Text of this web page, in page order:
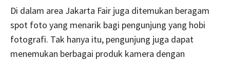
Di dalam area Jakarta Fair juga ditemukan beragam
spot foto yang menarik bagi pengunjung yang hobi
fotografi. Tak hanya itu, pengunjung juga dapat
menemukan berbagai produk kamera dengan